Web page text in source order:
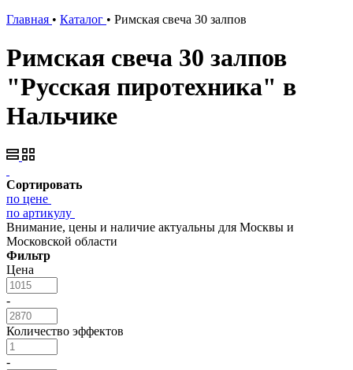
Главная • Каталог • Римская свеча 30 залпов
Римская свеча 30 залпов
"Русская пиротехника" в
Нальчике
Сортировать
по цене
по артикулу
Внимание, цены и наличие актуальны для Москвы и
Московской области
Фильтр
Цена
-
Количество эффектов
-